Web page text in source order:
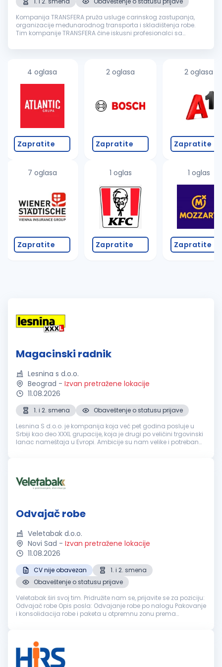
Kompanija TRANSFERA pruža usluge carinskog zastupanja,
organizacije međunarodnog transporta i skladištenja robe.
Tim kompanije TRANSFERA čine iskusni profesionalci sa
prednosti kompanije su ...
4 oglasa
Zapratite
7 oglasa
Zapratite
2 oglasa
Zapratite
1 oglas
Zapratite
2 oglasa
Zapratite
1 oglas
Zapratite
Magacinski radnik
Lesnina s d.o.o.
Beograd - Izvan pretražene lokacije
11.08.2026
1. i 2. smena
Obaveštenje o statusu prijave
Lesnina S d.o.o. je kompanija koja već pet godina posluje u
Srbiji kao deo XXXL grupacije, koja je drugi po veličini trgovinski
lanac nameštaja u Evropi. Ambicije su nam velike i potreban
Odvajač robe
Veletabak d.o.o.
Novi Sad - Izvan pretražene lokacije
11.08.2026
CV nije obavezan
1. i 2. smena
Obaveštenje o statusu prijave
Veletabak širi svoj tim. Pridružite nam se, prijavite se za poziciju:
Odvajač robe Opis posla: Odvajanje robe po nalogu Pakovanje
i konsolidacija robe i paketa u otpremnu zonu prema